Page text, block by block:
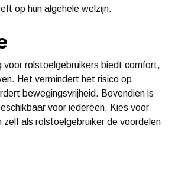
op hun algehele welzijn.
voor rolstoelgebruikers biedt comfort,
Het vermindert het risico op
bewegingsvrijheid. Bovendien is
voor iedereen. Kies voor
zelf als rolstoelgebruiker de voordelen